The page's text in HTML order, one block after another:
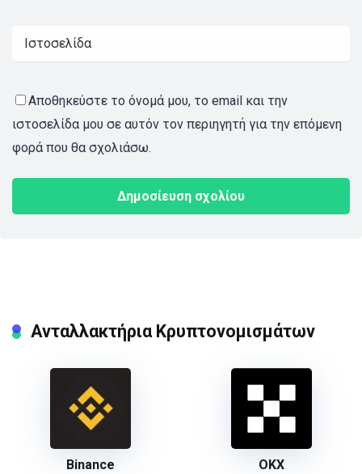
Αποθηκεύστε το όνομά μου, το email και την
ιστοσελίδα μου σε αυτόν τον περιηγητή για την επόμενη
φορά που θα σχολιάσω.
Ανταλλακτήρια Κρυπτονομισμάτων
Binance ΟΚΧ